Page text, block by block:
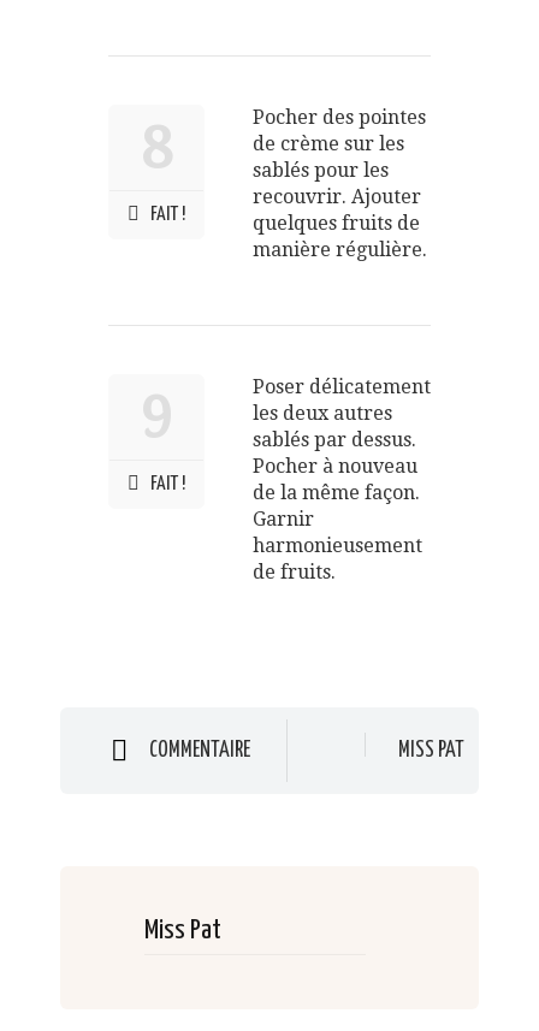
8
FAIT !
Pocher des pointes
de crème sur les
sablés pour les
recouvrir. Ajouter
quelques fruits de
manière régulière.
9
FAIT !
Poser délicatement
les deux autres
sablés par dessus.
Pocher à nouveau
de la même façon.
Garnir
harmonieusement
de fruits.
COMMENTAIRE MISS PAT
Miss Pat